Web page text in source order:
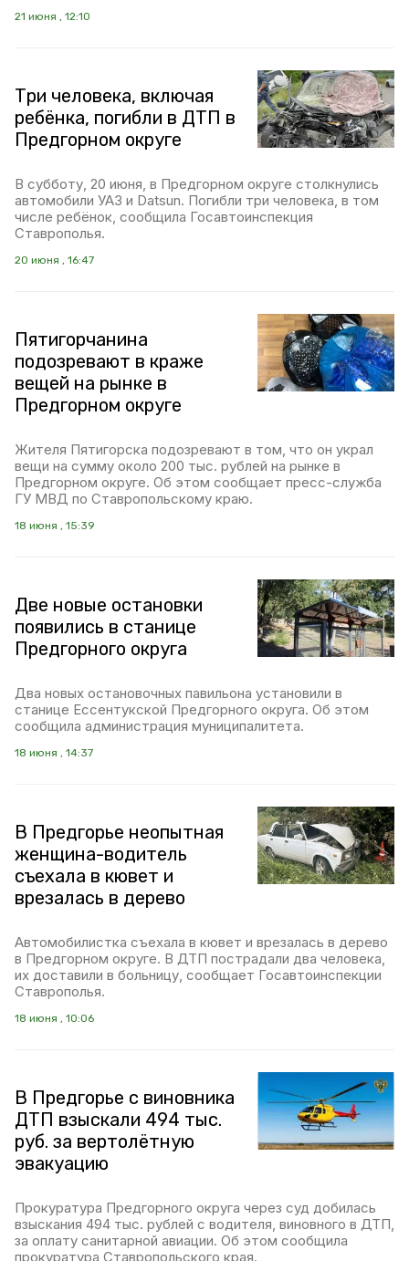
21 июня , 12:10
Три человека, включая
ребёнка, погибли в ДТП в
Предгорном округе
В субботу, 20 июня, в Предгорном округе столкнулись
автомобили УАЗ и Datsun. Погибли три человека, в том
числе ребёнок, сообщила Госавтоинспекция
Ставрополья.
20 июня , 16:47
Пятигорчанина
подозревают в краже
вещей на рынке в
Предгорном округе
Жителя Пятигорска подозревают в том, что он украл
вещи на сумму около 200 тыс. рублей на рынке в
Предгорном округе. Об этом сообщает пресс-служба
ГУ МВД по Ставропольскому краю.
18 июня , 15:39
Две новые остановки
появились в станице
Предгорного округа
Два новых остановочных павильона установили в
станице Ессентукской Предгорного округа. Об этом
сообщила администрация муниципалитета.
18 июня , 14:37
В Предгорье неопытная
женщина-водитель
съехала в кювет и
врезалась в дерево
Автомобилистка съехала в кювет и врезалась в дерево
в Предгорном округе. В ДТП пострадали два человека,
их доставили в больницу, сообщает Госавтоинспекции
Ставрополья.
18 июня , 10:06
В Предгорье с виновника
ДТП взыскали 494 тыс.
руб. за вертолётную
эвакуацию
Прокуратура Предгорного округа через суд добилась
взыскания 494 тыс. рублей с водителя, виновного в ДТП,
за оплату санитарной авиации. Об этом сообщила
прокуратура Ставропольского края.